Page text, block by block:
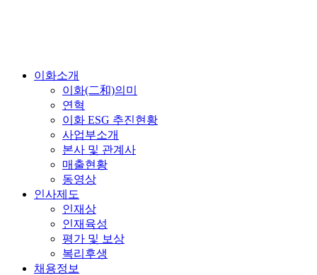
이화소개
이화(二和)의미
연혁
이화 ESG 추진현황
사업부소개
본사 및 관계사
매출현황
동영상
인사제도
인재상
인재육성
평가 및 보상
복리후생
채용정보